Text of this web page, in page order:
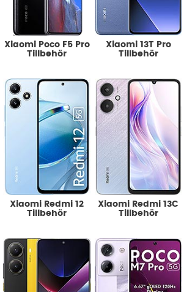
Xiaomi Poco F5 Pro
Tillbehör
Xiaomi 13T Pro
Tillbehör
Xiaomi Redmi 12
Tillbehör
Xiaomi Redmi 13C
Tillbehör